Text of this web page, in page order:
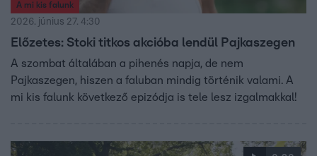
A mi kis falunk
2026. június 27. 4:30
Előzetes: Stoki titkos akcióba lendül Pajkaszegen
A szombat általában a pihenés napja, de nem
Pajkaszegen, hiszen a faluban mindig történik valami. A
mi kis falunk következő epizódja is tele lesz izgalmakkal!